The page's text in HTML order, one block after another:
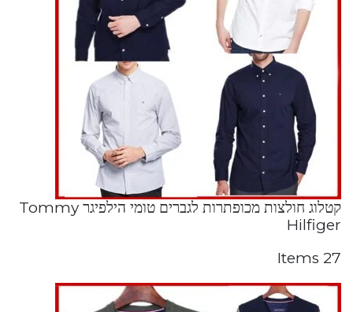
קטלוג חולצות מכופתרות לגברים טומי הילפיגר Tommy
Hilfiger
27 Items